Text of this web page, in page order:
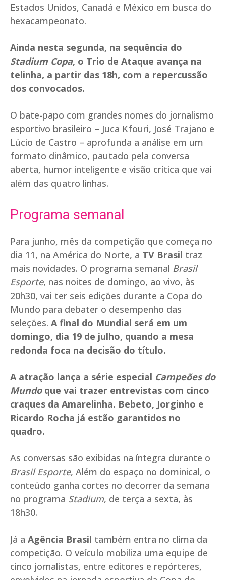
Estados Unidos, Canadá e México em busca do
hexacampeonato.
Ainda nesta segunda, na sequência do
Stadium Copa, o Trio de Ataque avança na
telinha, a partir das 18h, com a repercussão
dos convocados.
O bate-papo com grandes nomes do jornalismo
esportivo brasileiro – Juca Kfouri, José Trajano e
Lúcio de Castro – aprofunda a análise em um
formato dinâmico, pautado pela conversa
aberta, humor inteligente e visão crítica que vai
além das quatro linhas.
Programa semanal
Para junho, mês da competição que começa no
dia 11, na América do Norte, a TV Brasil traz
mais novidades. O programa semanal Brasil
Esporte, nas noites de domingo, ao vivo, às
20h30, vai ter seis edições durante a Copa do
Mundo para debater o desempenho das
seleções. A final do Mundial será em um
domingo, dia 19 de julho, quando a mesa
redonda foca na decisão do título.
A atração lança a série especial Campeões do
Mundoque vai trazer entrevistas com cinco
craques da Amarelinha. Bebeto, Jorginho e
Ricardo Rocha já estão garantidos no
quadro.
As conversas são exibidas na íntegra durante o
Brasil Esporte, Além do espaço no dominical, o
conteúdo ganha cortes no decorrer da semana
no programa Stadium, de terça a sexta, às
18h30.
Já a Agência Brasil também entra no clima da
competição. O veículo mobiliza uma equipe de
cinco jornalistas, entre editores e repórteres,